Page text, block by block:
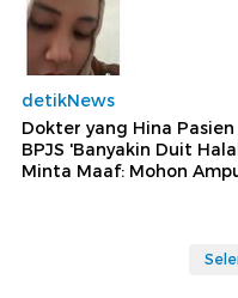
detikNews
Dokter yang Hina Pasien
BPJS 'Banyakin Duit
Minta Maaf: Mohon